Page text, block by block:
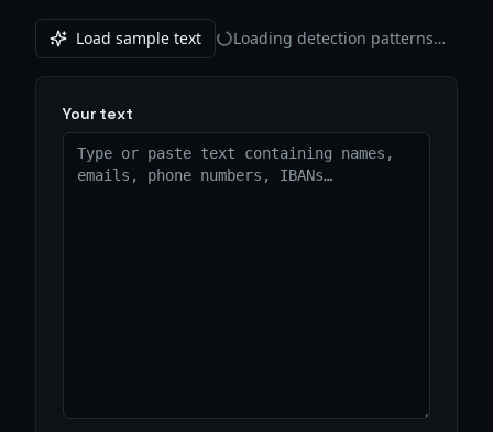
Load sample text Loading detection patterns…
Your text